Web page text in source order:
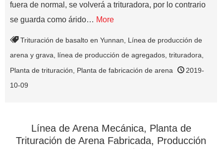
fuera de normal, se volverá a trituradora, por lo contrario
se guarda como árido… More
Trituración de basalto en Yunnan
Línea de producción de
arena y grava
línea de producción de agregados trituradora
Planta de trituración
Planta de fabricación de arena
2019-
10-09
Línea de Arena Mecánica, Planta de
Trituración de Arena Fabricada, Producción